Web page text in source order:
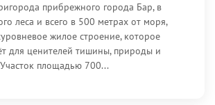
прибрежного города Бар, в
леса и всего в 500 метрах от моря,
жилое строение, которое
для ценителей тишины, природы и
площадью 700...